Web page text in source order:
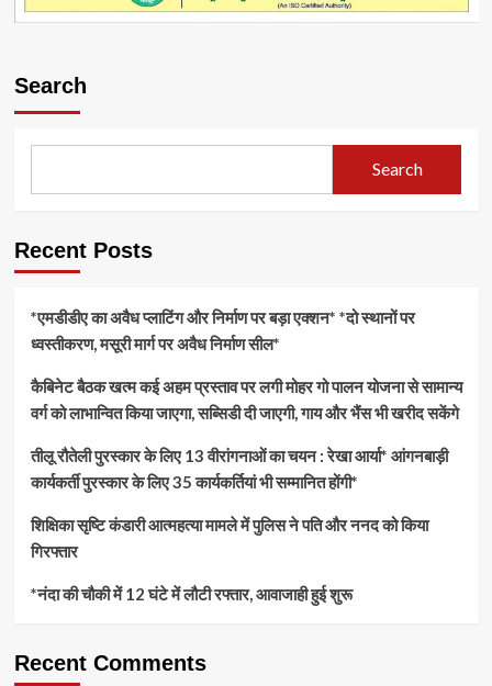
Search
Search
Recent Posts
*एमडीडीए का अवैध प्लाटिंग और निर्माण पर बड़ा एक्शन* *दो स्थानों पर
ध्वस्तीकरण, मसूरी मार्ग पर अवैध निर्माण सील*
कैबिनेट बैठक खत्म कई अहम प्रस्ताव पर लगी मोहर गो पालन योजना से सामान्य
वर्ग को लाभान्वित किया जाएगा, सब्सिडी दी जाएगी, गाय और भैंस भी खरीद सकेंगे
तीलू रौतेली पुरस्कार के लिए 13 वीरांगनाओं का चयन : रेखा आर्या* आंगनबाड़ी
कार्यकर्ती पुरस्कार के लिए 35 कार्यकर्तियां भी सम्मानित होंगी*
शिक्षिका सृष्टि कंडारी आत्महत्या मामले में पुलिस ने पति और ननद को किया
गिरफ्तार
*नंदा की चौकी में 12 घंटे में लौटी रफ्तार, आवाजाही हुई शुरू
Recent Comments